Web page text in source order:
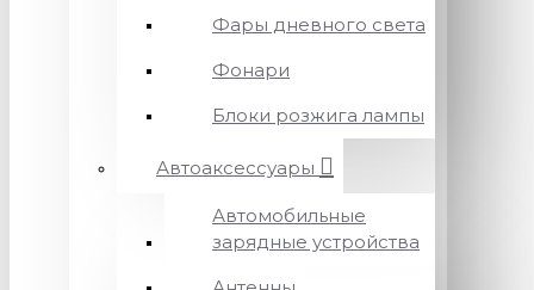
Фары дневного света
Фонари
Блоки розжига лампы
Автоаксессуары
Автомобильные
зарядные устройства